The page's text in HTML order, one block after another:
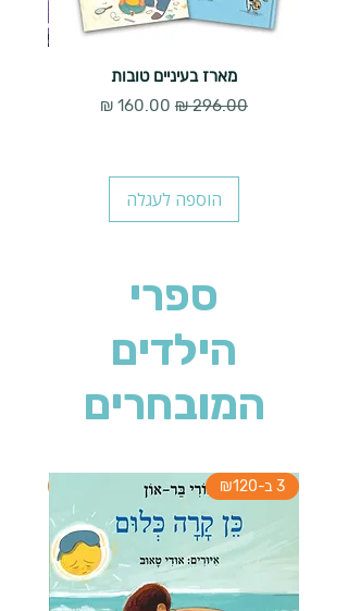
מארז בעיניים טובות
מחיר רגיל
מחיר מבצע
הוספה לעגלה
ספרי
הילדים
המובחרים
3 ב-₪120